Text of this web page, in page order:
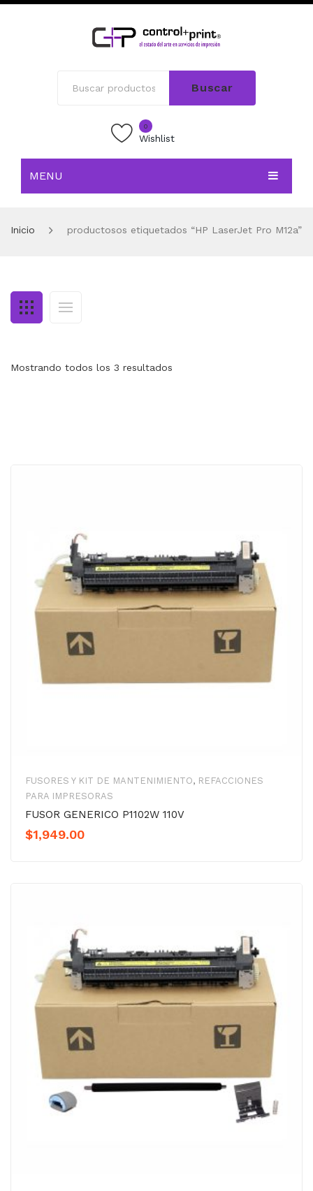
Buscar
0
Wishlist
MENU
TIENDA
CONTACTO
MI CUENTA
Inicio productosos etiquetados “HP LaserJet Pro M12a”
Mostrando todos los 3 resultados
FUSORES Y KIT DE MANTENIMIENTO, REFACCIONES
PARA IMPRESORAS
FUSOR GENERICO P1102W 110V
$1,949.00